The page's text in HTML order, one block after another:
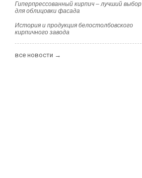
Гиперпрессованный кирпич – лучший выбор
для облицовки фасада
История и продукция белостолбовского
кирпичного завода
все новости →